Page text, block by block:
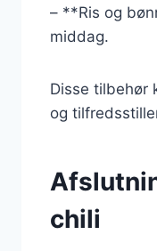
– **Ris og
middag.
Disse tilbehør
og
chili